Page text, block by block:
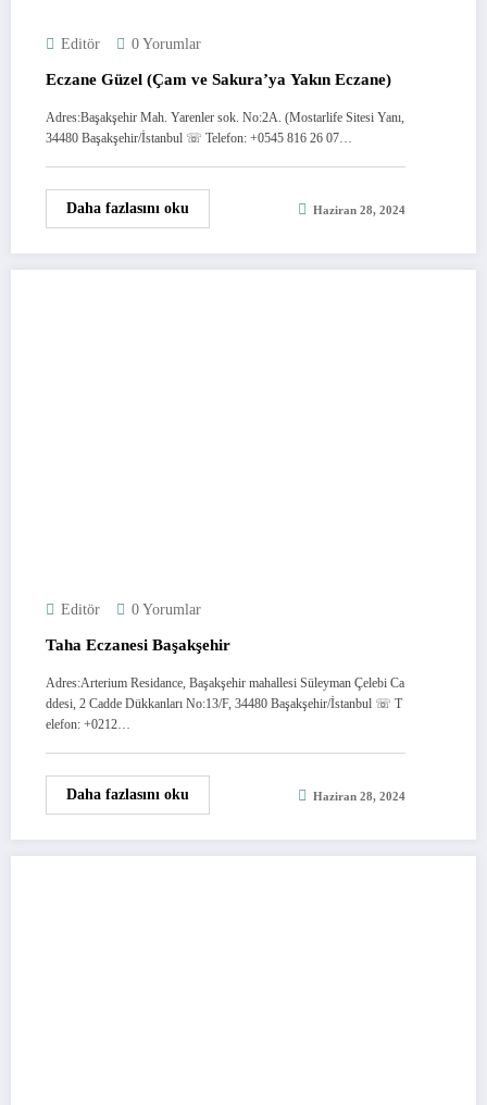
Editör 0 Yorumlar
Eczane Güzel (Çam ve Sakura’ya Yakın Eczane)
Adres:Başakşehir Mah. Yarenler sok. No:2A. (Mostarlife Sitesi Yanı,
34480 Başakşehir/İstanbul ☏ Telefon: +0545 816 26 07…
Daha fazlasını oku Haziran 28, 2024
Editör 0 Yorumlar
Taha Eczanesi Başakşehir
Adres:Arterium Residance, Başakşehir mahallesi Süleyman Çelebi Ca
ddesi, 2 Cadde Dükkanları No:13/F, 34480 Başakşehir/İstanbul ☏ T
elefon: +0212…
Daha fazlasını oku Haziran 28, 2024